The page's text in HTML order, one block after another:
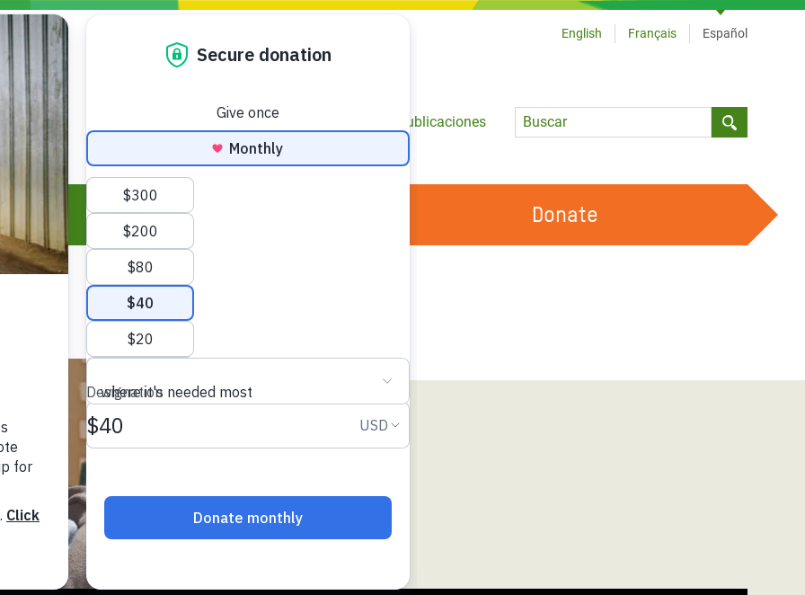
Actualidad
Publicaciones
Language
English Français Español
por la Crisis en
Climática y Alimentaria
Oriental
de Personas Refugiadas
del Sur
de Refugiados Rohinyá
Actúa
INFÓRMATE Y DIFUNDE NUESTROS
Donate